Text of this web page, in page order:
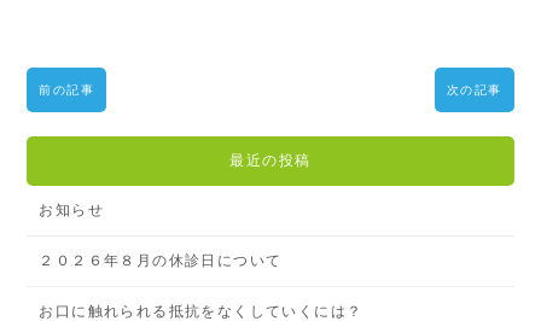
前の記事 次の記事
最近の投稿
お知らせ
２０２６年８月の休診日について
お口に触れられる抵抗をなくしていくには？